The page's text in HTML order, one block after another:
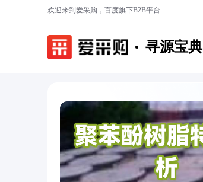
欢迎来到爱采购，百度旗下B2B平台
寻源宝典